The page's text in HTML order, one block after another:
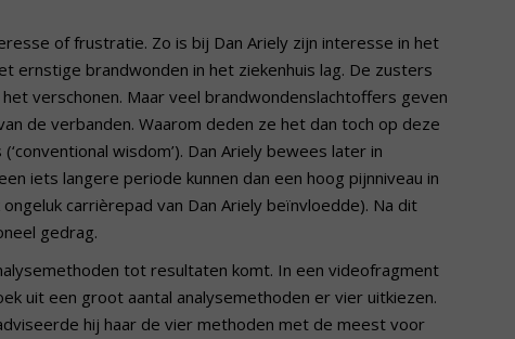
of frustratie. Zo is bij Dan Ariely zijn interesse in het
ernstige brandwonden in het ziekenhuis lag. De zusters
verschonen. Maar veel brandwondenslachtoffers geven
de verbanden. Waarom deden ze het dan toch op deze
wisdom’). Dan Ariely bewees later in
iets langere periode kunnen dan een hoog pijnniveau in
carrièrepad van Dan Ariely beïnvloedde). Na dit
gedrag.
tot resultaten komt. In een videofragment
uit een groot aantal analysemethoden er vier uitkiezen.
hij haar de vier methoden met de meest voor